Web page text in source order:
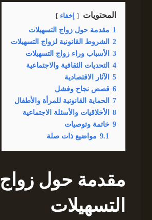
المحتويات إخفاء
1 مقدمة حول زواج التسهيلات
2
الشروط القانونية لزواج التسهيلات
3
الأسباب وراء زواج التسهيلات
4
التحديات الثقافية والاجتماعية
5
الآثار الاقتصادية
6 قصص نجاح وفشل
7
الحماية القانونية للمرأة والأطفال
8
الأخلاقيات والأسئلة الاجتماعية
9 خاتمة وتوصيات
9.1 مواضيع ذات صلة
مقدمة حول زواج
التسهيلات